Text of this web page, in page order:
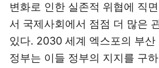
변화로 인한 실존적 위협에 직
서 국제사회에서 점점 더 많은
있다. 2030 세계 엑스포의 부산
정부는 이들 정부의 지지를 구